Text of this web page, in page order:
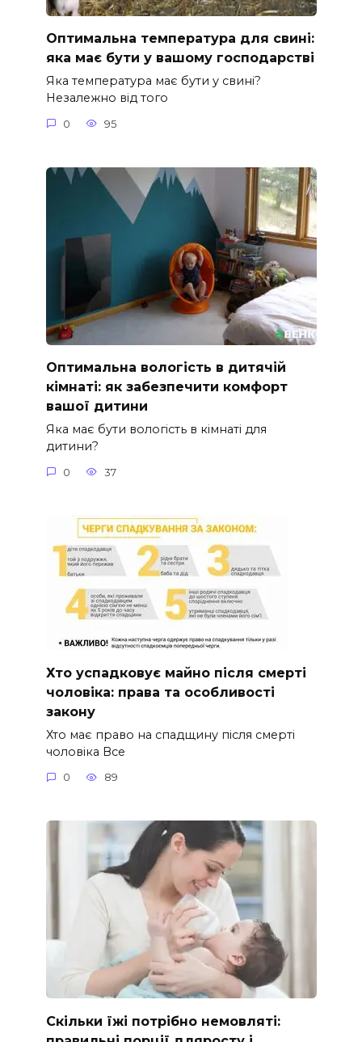
Оптимальна температура для свині:
яка має бути у вашому господарстві
Яка температура має бути у свині?
Незалежно від того
0 95
Оптимальна вологість в дитячій
кімнаті: як забезпечити комфорт
вашої дитини
Яка має бути вологість в кімнаті для
дитини?
0 37
Хто успадковує майно після смерті
чоловіка: права та особливості
закону
Хто має право на спадщину після смерті
чоловіка Все
0 89
Скільки їжі потрібно немовляті: